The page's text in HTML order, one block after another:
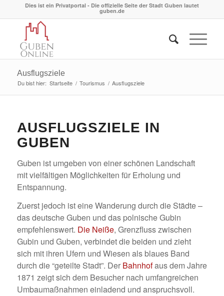
Dies ist ein Privatportal - Die offizielle Seite der Stadt Guben lautet
guben.de
Ausflugsziele
Du bist hier: Startseite / Tourismus / Ausflugsziele
AUSFLUGSZIELE IN
GUBEN
Guben ist umgeben von einer schönen Landschaft
mit vielfältigen Möglichkeiten für Erholung und
Entspannung.
Zuerst jedoch ist eine Wanderung durch die Städte –
das deutsche Guben und das polnische Gubin
empfehlenswert. Die Neiße, Grenzfluss zwischen
Gubin und Guben, verbindet die beiden und zieht
sich mit ihren Ufern und Wiesen als blaues Band
durch die “geteilte Stadt”. Der Bahnhofaus dem Jahre
1871 zeigt sich dem Besucher nach umfangreichen
Umbaumaßnahmen einladend und anspruchsvoll.